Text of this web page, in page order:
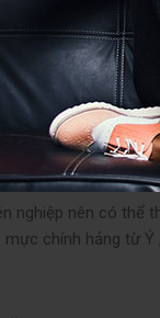
ÁO DÀI
NÉT Á ĐÔNG
dài theo ý thích
tính năng chóng
PHÁT, bạn sẽ được
nghiệp nên có thể
chính hảng từ